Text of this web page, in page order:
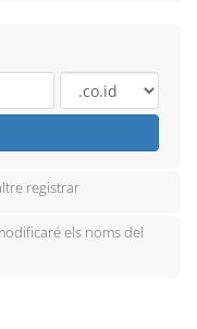
registrar
els noms del